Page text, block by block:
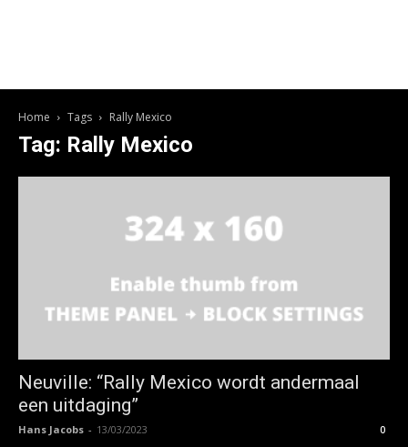
Home Tags Rally Mexico
Tag: Rally Mexico
Neuville: “Rally Mexico wordt andermaal
een uitdaging”
Hans Jacobs - 13/03/2023 0